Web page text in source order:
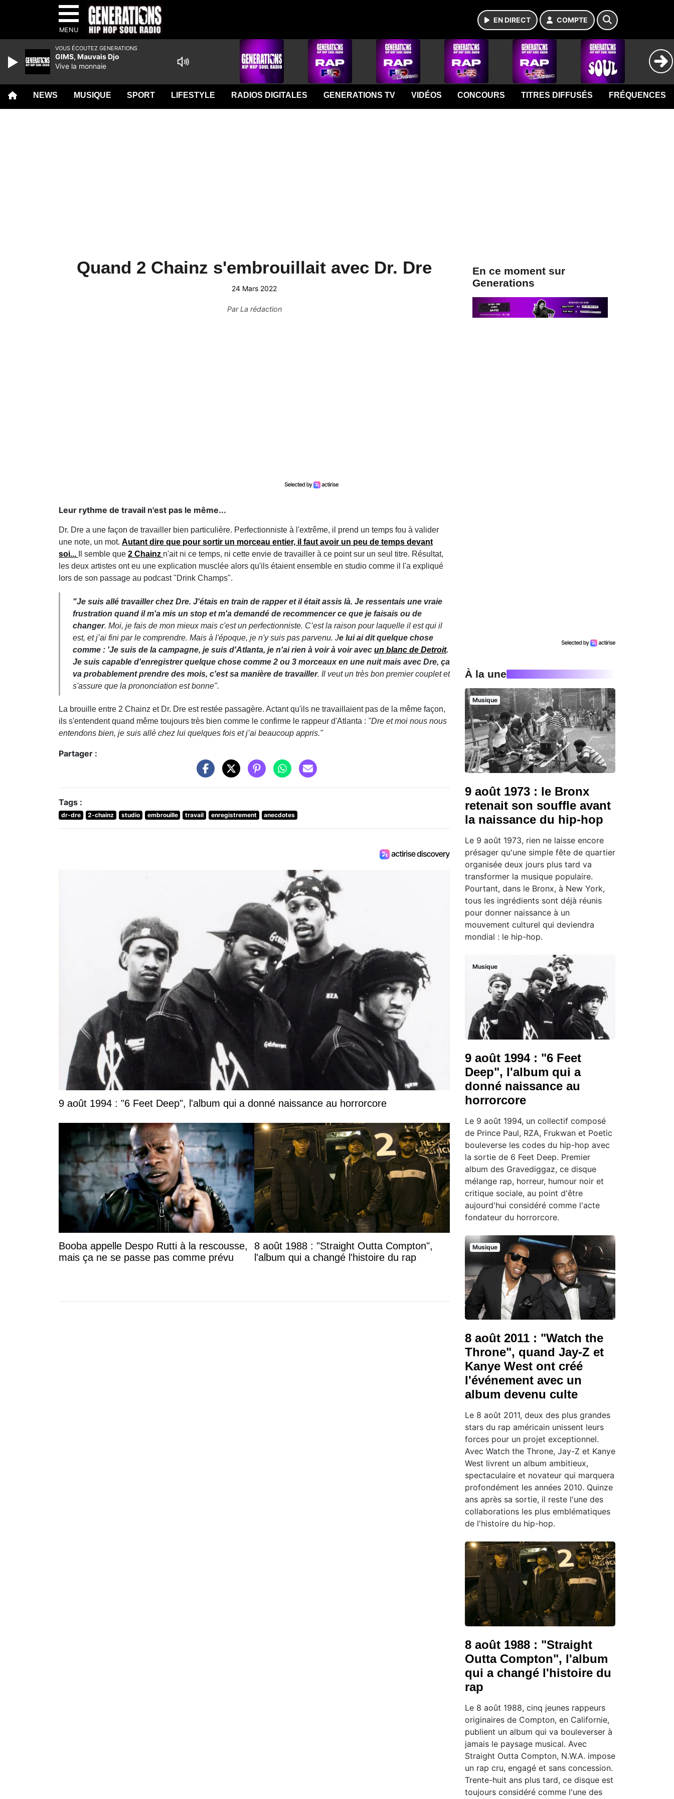
MENU
EN DIRECT COMPTE
NEWS MUSIQUE SPORT LIFESTYLE RADIOS DIGITALES GENERATIONS TV VIDÉOS CONCOURS TITRES DIFFUSÉS FRÉQUENCES
Quand 2 Chainz s'embrouillait avec Dr. Dre
24 Mars 2022
ParLa rédaction
Leur rythme de travail n'est pas le même...
Dr. Dre a une façon de travailler bien particulière. Perfectionniste à l'extrême, il prend un temps fou à valider
une note, un mot. Autant dire que pour sortir un morceau entier, il faut avoir un peu de temps devant
soi...
Il semble que 2 Chainz n'ait ni ce temps, ni cette envie de travailler à ce point sur un seul titre. Résultat,
les deux artistes ont eu une explication musclée alors qu'ils étaient ensemble en studio comme il l'a expliqué
lors de son passage au podcast "Drink Champs".
"Je suis allé travailler chez Dre. J'étais en train de rapper et il était assis là. Je ressentais une vraie
frustration quand il m'a mis un stop et m'a demandé de recommencer ce que je faisais ou de
changer. Moi, je fais de mon mieux mais c'est un perfectionniste. C’est la raison pour laquelle il est qui il
est, et j’ai fini par le comprendre. Mais à l'époque, je n'y suis pas parvenu. Je lui ai dit quelque chose
comme : 'Je suis de la campagne, je suis d'Atlanta, je n'ai rien à voir à voir avec un blanc de Detroit.
Je suis capable d'enregistrer quelque chose comme 2 ou 3 morceaux en une nuit mais avec Dre, ça
va probablement prendre des mois, c'est sa manière de travailler. Il veut un très bon premier couplet et
s'assure que la prononciation est bonne".
La brouille entre 2 Chainz et Dr. Dre est restée passagère. Actant qu'ils ne travaillaient pas de la même façon,
ils s'entendent quand même toujours très bien comme le confirme le rappeur d'Atlanta : "Dre et moi nous nous
entendons bien, je suis allé chez lui quelques fois et j’ai beaucoup appris."
Partager :
Tags :
dr-dre 2-chainz studio embrouille travail enregistrement anecdotes
9 août 1994 : "6 Feet Deep", l'album qui a donné naissance au horrorcore
Booba appelle Despo Rutti à la rescousse,
mais ça ne se passe pas comme prévu
8 août 1988 : "Straight Outta Compton",
l'album qui a changé l'histoire du rap
En ce moment sur
Generations
À la une
Musique
9 août 1973 : le Bronx
retenait son souffle avant
la naissance du hip-hop
Le 9 août 1973, rien ne laisse encore
présager qu'une simple fête de quartier
organisée deux jours plus tard va
transformer la musique populaire.
Pourtant, dans le Bronx, à New York,
tous les ingrédients sont déjà réunis
pour donner naissance à un
mouvement culturel qui deviendra
mondial : le hip-hop.
Musique
9 août 1994 : "6 Feet
Deep", l'album qui a
donné naissance au
horrorcore
Le 9 août 1994, un collectif composé
de Prince Paul, RZA, Frukwan et Poetic
bouleverse les codes du hip-hop avec
la sortie de 6 Feet Deep. Premier
album des Gravediggaz, ce disque
mélange rap, horreur, humour noir et
critique sociale, au point d'être
aujourd'hui considéré comme l'acte
fondateur du horrorcore.
Musique
8 août 2011 : "Watch the
Throne", quand Jay-Z et
Kanye West ont créé
l'événement avec un
album devenu culte
Le 8 août 2011, deux des plus grandes
stars du rap américain unissent leurs
forces pour un projet exceptionnel.
Avec Watch the Throne, Jay-Z et Kanye
West livrent un album ambitieux,
spectaculaire et novateur qui marquera
profondément les années 2010. Quinze
ans après sa sortie, il reste l'une des
collaborations les plus emblématiques
de l'histoire du hip-hop.
8 août 1988 : "Straight
Outta Compton", l'album
qui a changé l'histoire du
rap
Le 8 août 1988, cinq jeunes rappeurs
originaires de Compton, en Californie,
publient un album qui va bouleverser à
jamais le paysage musical. Avec
Straight Outta Compton, N.W.A. impose
un rap cru, engagé et sans concession.
Trente-huit ans plus tard, ce disque est
toujours considéré comme l'une des
VOUS ÉCOUTEZ GENERATIONS
GIMS, Mauvais Djo
Vive la monnaie